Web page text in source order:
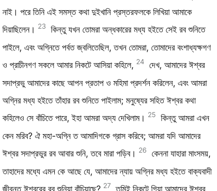
নাই। পরে তিনি এই সমস্ত কথা দুইখানি প্রস্তরফলকে লিখিয়া আমাকে
দিয়াছিলেন। 23
কিন্তু যখন তোমরা অন্ধকারের মধ্য হইতে সেই রব শুনিতে
পাইলে, এবং অগ্নিতে পর্বত জ্বলিতেছিল, তখন তোমরা, তোমাদের বংশাধ্যক্ষগণ
ও প্রাচীনগণ সকলে আমার নিকটে আসিয়া কহিলে, 24
দেখ, আমাদের ঈশ্বর
সদাপ্রভু আমাদের কাছে আপন প্রতাপ ও মহিমা প্রদর্শন করিলেন, এবং আমরা
অগ্নির মধ্য হইতে তাঁহার রব শুনিতে পাইলাম; মনুষ্যের সহিত ঈশ্বর কথা
কহিলেও সে বাঁচিতে পারে, ইহা আমরা অদ্য দেখিলাম। 25
কিন্তু আমরা এখন
কেন মরিব? ঐ মহা-অগ্নি ত আমাদিগকে গ্রাস করিবে; আমরা যদি আমাদের
ঈশ্বর সদাপ্রভুর রব আবার শুনি, তবে মারা পড়িব। 26
কেননা যাহারা মাংসময়,
তাহাদের মধ্যে এমন কে আছে যে, আমাদের ন্যায় অগ্নির মধ্য হইতে বাক্যবাদী
জীবন্ত ঈশ্বরের রব শুনিয়া বাঁচিয়াছে? 27 তুমিই নিকটে গিয়া আমাদের ঈশ্বর